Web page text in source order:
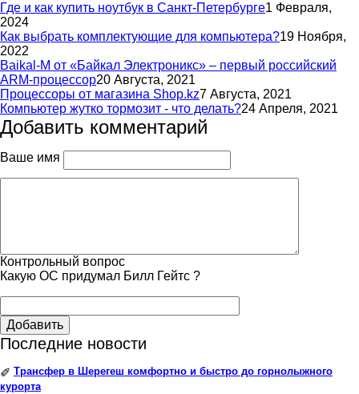
Где и как купить ноутбук в Санкт-Петербурге1 Февраля,
2024
Как выбрать комплектующие для компьютера?19 Ноября,
2022
Baikal-M от «Байкал Электроникс» – первый российский
ARM-процессор20 Августа, 2021
Процессоры от магазина Shop.kz7 Августа, 2021
Компьютер жутко тормозит - что делать?24 Апреля, 2021
Добавить комментарий
Ваше имя
Контрольный вопрос
Какую ОС придумал Билл Гейтс ?
Добавить
Последние новости
✐ Трансфер в Шерегеш комфортно и быстро до горнолыжного
курорта